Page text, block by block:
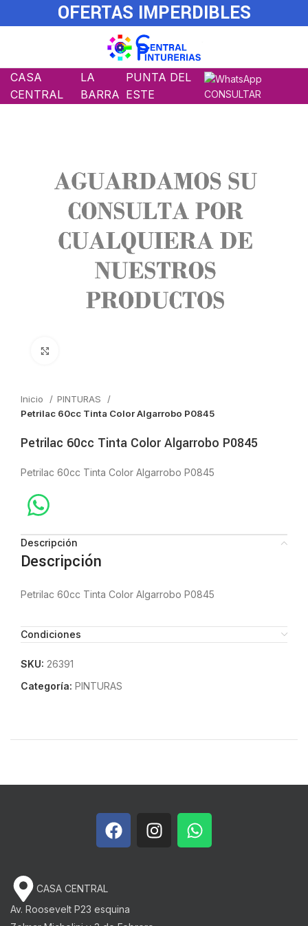
OFERTAS IMPERDIBLES
CASA
CENTRAL
LA
BARRA
PUNTA DEL
ESTE
CONSULTAR
Inicio
PINTURAS
Petrilac 60cc Tinta Color Algarrobo P0845
Petrilac 60cc Tinta Color Algarrobo P0845
Petrilac 60cc Tinta Color Algarrobo P0845
Descripción
Descripción
Petrilac 60cc Tinta Color Algarrobo P0845
Condiciones
SKU: 26391
Categoría: PINTURAS
CASA CENTRAL
Av. Roosevelt P23 esquina